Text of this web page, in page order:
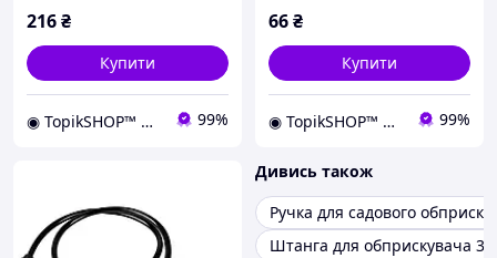
216₴
Купити
◉ TopikSHOP™ ◉ - онлайн магазин корисних товарів для дому, дачі, саду, майстерні та гаражу 99%
66₴
Купити
◉ TopikSHOP™ ◉ - онлайн магазин корисних товарів для дому, дачі, саду, майстерні та гаражу 99%
Дивись також
Ручка для садового
Штанга для обприскувача 3